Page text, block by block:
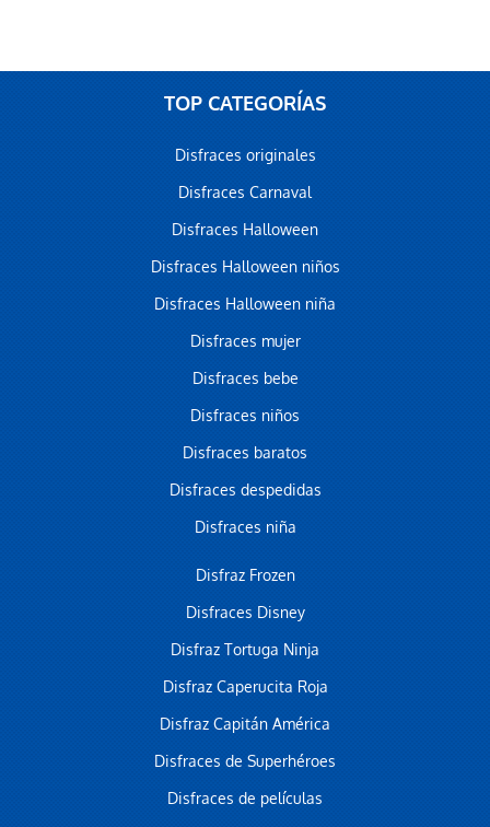
TOP CATEGORÍAS
Disfraces originales
Disfraces Carnaval
Disfraces Halloween
Disfraces Halloween niños
Disfraces Halloween niña
Disfraces mujer
Disfraces bebe
Disfraces niños
Disfraces baratos
Disfraces despedidas
Disfraces niña
Disfraz Frozen
Disfraces Disney
Disfraz Tortuga Ninja
Disfraz Caperucita Roja
Disfraz Capitán América
Disfraces de Superhéroes
Disfraces de películas